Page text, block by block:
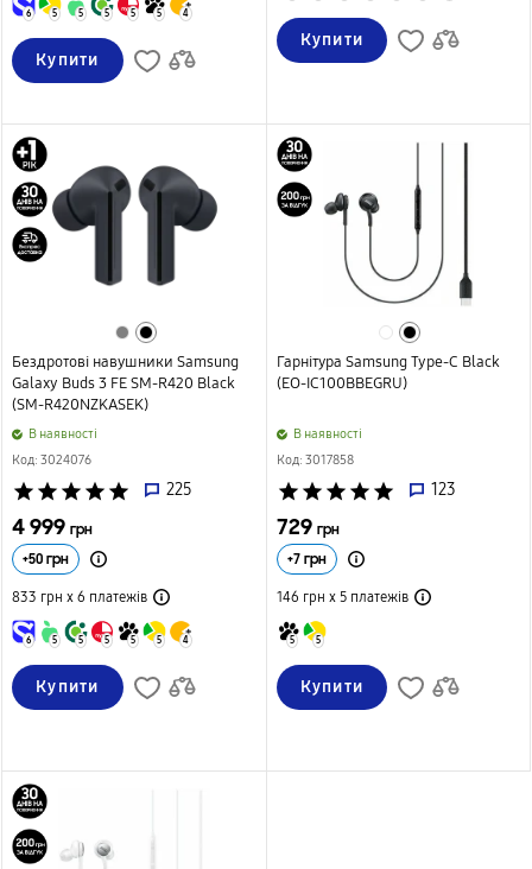
6 5 5 5 5 5 4
Купити
Купити
Бездротові навушники Samsung
Galaxy Buds 3 FE SM-R420 Black
(SM-R420NZKASEK)
B наявності
Код: 3024076
star star star star star 225
4 999 грн
+50 грн
833 грн х 6 платежів
6 5 5 5 5 5 4
Купити
Гарнітура Samsung Type-C Black
(EO-IC100BBEGRU)
B наявності
Код: 3017858
star star star star star 123
729 грн
+7грн
146 грн х 5платежів
5 5
Купити